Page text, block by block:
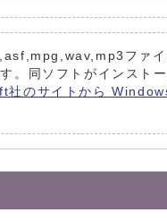
ファ
。同ソフトがインスト
社のサイトから